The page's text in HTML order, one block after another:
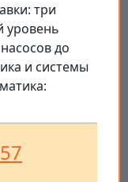
три
уровень
до
и системы